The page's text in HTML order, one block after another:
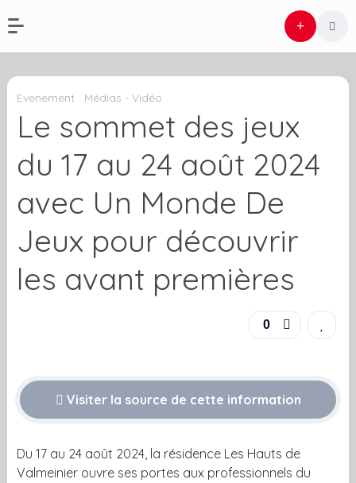
Evenement Médias - Vidéo
Le sommet des jeux
du 17 au 24 août 2024
avec Un Monde De
Jeux pour découvrir
les avant premières
0
Visiter la source de cette information
Du 17 au 24 août 2024, la résidence Les Hauts de
Valmeinier ouvre ses portes aux professionnels du